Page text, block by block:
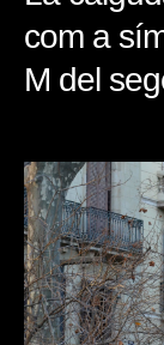
com a
M del